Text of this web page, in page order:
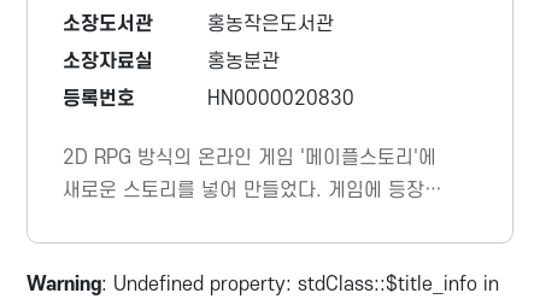
소장도서관
홍농작은도서관
소장자료실
홍농분관
등록번호
HN0000020830
2D RPG 방식의 온라인 게임 '메이플스토리'에
새로운 스토리를 넣어 만들었다. 게임에 등장하
Warning: Undefined property: stdClass::$title_info in